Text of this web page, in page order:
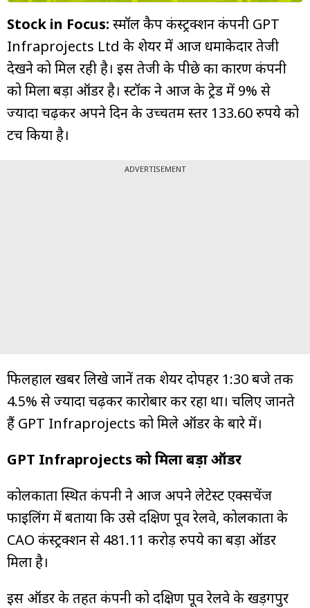
Stock in Focus: स्मॉल कैप कंस्ट्रक्शन कंपनी GPT
Infraprojects Ltd के शेयर में आज धमाकेदार तेजी
देखने को मिल रही है। इस तेजी के पीछे का कारण कंपनी
को मिला बड़ा ऑर्डर है। स्टॉक ने आज के ट्रेड में 9% से
ज्यादा चढ़कर अपने दिन के उच्चतम स्तर 133.60 रुपये को
टच किया है।
ADVERTISEMENT
फिलहाल खबर लिखे जानें तक शेयर दोपहर 1:30 बजे तक
4.5% से ज्यादा चढ़कर कारोबार कर रहा था। चलिए जानते
हैं GPT Infraprojects को मिले ऑर्डर के बारे में।
GPT Infraprojects को मिला बड़ा ऑर्डर
कोलकाता स्थित कंपनी ने आज अपने लेटेस्ट एक्सचेंज
फाइलिंग में बताया कि उसे दक्षिण पूर्व रेलवे, कोलकाता के
CAO कंस्ट्रक्शन से 481.11 करोड़ रुपये का बड़ा ऑर्डर
मिला है।
इस ऑर्डर के तहत कंपनी को दक्षिण पूर्व रेलवे के खड़गपुर